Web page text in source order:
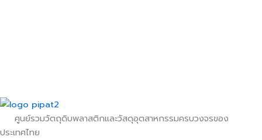
ศูนย์รวมวัตถุดิบพลาสติกและวัสดุอุตสาหกรรมครบวงจรของ
ประเทศไทย